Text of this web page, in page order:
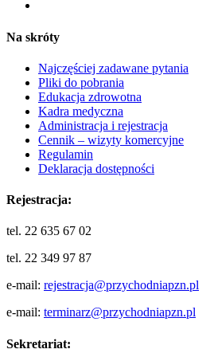
Na skróty
Najczęściej zadawane pytania
Pliki do pobrania
Edukacja zdrowotna
Kadra medyczna
Administracja i rejestracja
Cennik – wizyty komercyjne
Regulamin
Deklaracja dostępności
Rejestracja:
tel. 22 635 67 02
tel. 22 349 97 87
e-mail: rejestracja@przychodniapzn.pl
e-mail: terminarz@przychodniapzn.pl
Sekretariat: